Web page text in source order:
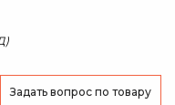
Задать вопрос по товару